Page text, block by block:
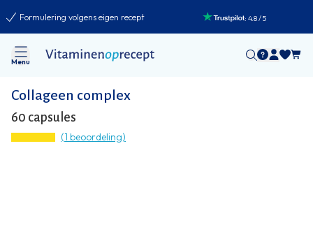
Formulering volgens eigen recept :4.8/5
Menu
Collageen complex
60 capsules
(1 beoordeling)